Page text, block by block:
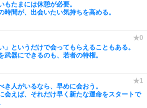
もたまには休憩が必要。
時間が、出会いたい気持ちを高める。
」というだけで会ってもらえることもある。
武器にできるのも、若者の特権。
き人がいるなら、早めに会おう。
会えば、それだけ早く新たな運命をスタートで